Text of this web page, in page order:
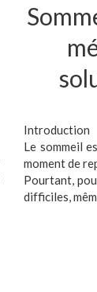
Introduction
Le sommeil
moment de
Pourtant,
difficiles,